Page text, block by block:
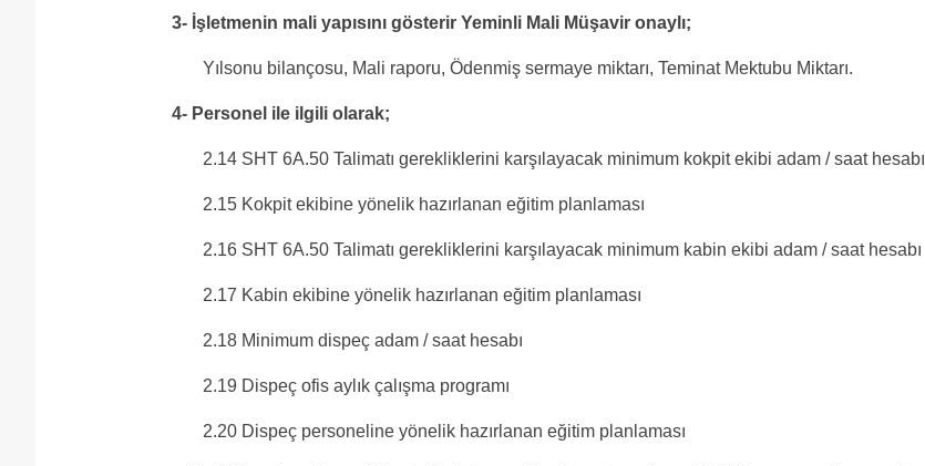
3- İşletmenin mali yapısını gösterir Yeminli Mali Müşavir onaylı;
Yılsonu bilançosu, Mali raporu, Ödenmiş sermaye miktarı, Teminat Mektubu Miktarı.
4- Personel ile ilgili olarak;
2.14 SHT 6A.50 Talimatı gerekliklerini karşılayacak minimum kokpit ekibi adam / saat hesabı
2.15 Kokpit ekibine yönelik hazırlanan eğitim planlaması
2.16 SHT 6A.50 Talimatı gerekliklerini karşılayacak minimum kabin ekibi adam / saat hesabı
2.17 Kabin ekibine yönelik hazırlanan eğitim planlaması
2.18 Minimum dispeç adam / saat hesabı
2.19 Dispeç ofis aylık çalışma programı
2.20 Dispeç personeline yönelik hazırlanan eğitim planlaması